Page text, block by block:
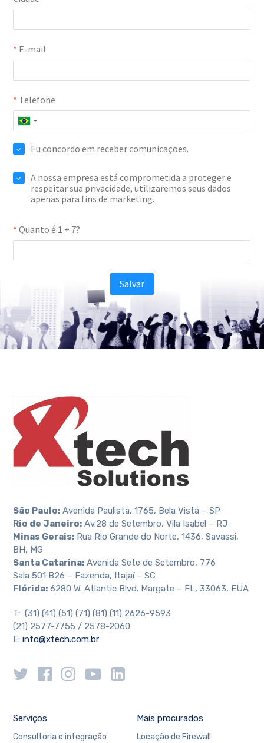
São Paulo: Avenida Paulista, 1765, Bela Vista – SP
Rio de Janeiro: Av.28 de Setembro, Vila Isabel – RJ
Minas Gerais: Rua Rio Grande do Norte, 1436, Savassi,
BH, MG
Santa Catarina: Avenida Sete de Setembro, 776
Sala 501 B26 – Fazenda, Itajaí – SC
Flórida: 6280 W. Atlantic Blvd. Margate – FL, 33063, EUA
T: (31) (41) (51) (71) (81) (11) 2626-9593
(21) 2577-7755 / 2578-2060
E:info@xtech.com.br
Serviços
Consultoria e integração
Mais procurados
Locação de Firewall